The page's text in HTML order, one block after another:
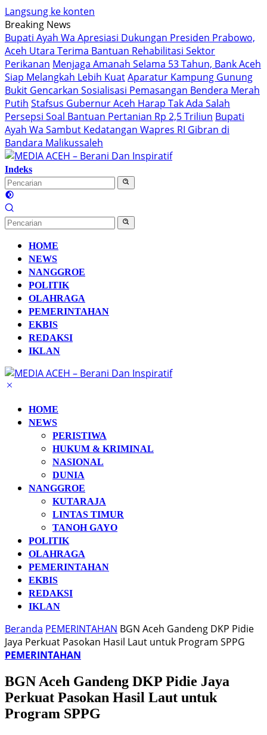
Langsung ke konten
Breaking News
Bupati Ayah Wa Apresiasi Dukungan Presiden Prabowo,
Aceh Utara Terima Bantuan Rehabilitasi Sektor
Perikanan Menjaga Amanah Selama 53 Tahun, Bank Aceh
Siap Melangkah Lebih KuatAparatur Kampung Gunung
Bukit Gencarkan Sosialisasi Pemasangan Bendera Merah
Putih Stafsus Gubernur Aceh Harap Tak Ada Salah
Persepsi Soal Bantuan Pertanian Rp 2,5 Triliun Bupati
Ayah Wa Sambut Kedatangan Wapres RI Gibran di
Bandara Malikussaleh
Indeks
HOME
NEWS
NANGGROE
POLITIK
OLAHRAGA
PEMERINTAHAN
EKBIS
REDAKSI
IKLAN
HOME
NEWS
PERISTIWA
HUKUM & KRIMINAL
NASIONAL
DUNIA
NANGGROE
KUTARAJA
LINTAS TIMUR
TANOH GAYO
POLITIK
OLAHRAGA
PEMERINTAHAN
EKBIS
REDAKSI
IKLAN
Beranda PEMERINTAHAN BGN Aceh Gandeng DKP Pidie
Jaya Perkuat Pasokan Hasil Laut untuk Program SPPG
PEMERINTAHAN
BGN Aceh Gandeng DKP Pidie Jaya
Perkuat Pasokan Hasil Laut untuk
Program SPPG